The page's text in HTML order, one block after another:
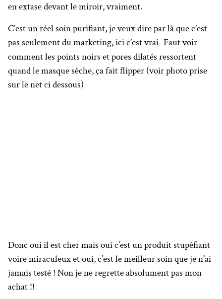
en extase devant le miroir, vraiment.
C’est un réel soin purifiant, je veux dire par là que c’est
pas seulement du marketing, ici c’est vrai Faut voir
comment les points noirs et pores dilatés ressortent
quand le masque sèche, ça fait flipper (voir photo prise
sur le net ci dessous)
Donc oui il est cher mais oui c’est un produit stupéfiant
voire miraculeux et oui, c’est le meilleur soin que je n’ai
jamais testé ! Non je ne regrette absolument pas mon
achat !!